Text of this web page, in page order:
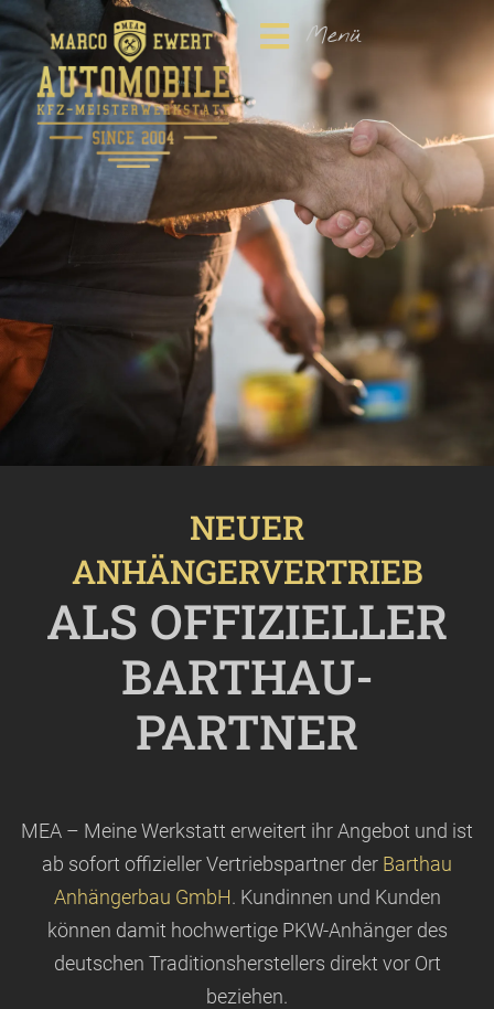
Menü
Menü
NEUER
ANHÄNGERVERTRIEB
ALS OFFIZIELLER
BARTHAU-
PARTNER
MEA – Meine Werkstatt erweitert ihr Angebot und ist
ab sofort offizieller Vertriebspartner der Barthau
Anhängerbau GmbH. Kundinnen und Kunden
können damit hochwertige PKW-Anhänger des
deutschen Traditionsherstellers direkt vor Ort
beziehen.